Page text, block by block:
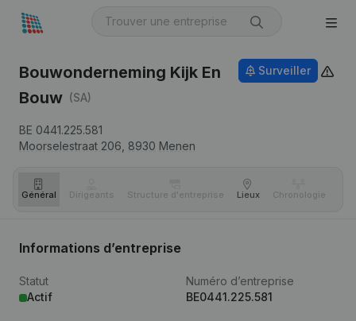
Bouwonderneming Kijk En
Bouw (SA)
BE 0441.225.581
Moorselestraat 206, 8930 Menen
Surveiller
Général Dirigeants Structure d'entreprise Lieux Chronologie
Informations d’entreprise
Statut
Actif
Numéro d’entreprise
BE0441.225.581